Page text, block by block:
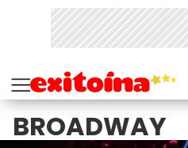
BROADWAY